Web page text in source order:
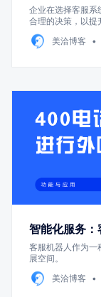
企业在选择客服系
合理的决策，以提
美洽博客
智能化服务
客服机器人作为一
展空间。
美洽博客